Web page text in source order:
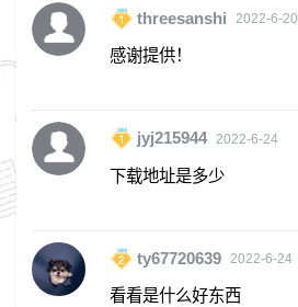
threesanshi 2022-6-20
感谢提供！
jyj215944 2022-6-24
下载地址是多少
ty67720639 2022-6-24
看看是什么好东西